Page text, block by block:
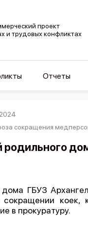
проект
и трудовых конфликтах
Отчеты
сокращения
родильного
дома ГБУЗ
сокращении
в прокуратуру.